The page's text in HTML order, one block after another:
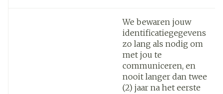
We bewaren jouw
identificatiegegevens
zo lang als nodig om
met jou te
communiceren, en
nooit langer dan twee
(2) jaar na het eerste